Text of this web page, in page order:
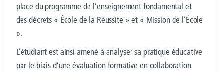
place du programme de l’enseignement fondamental et
des décrets « École de la Réussite » et « Mission de l’École
».
L’étudiant est ainsi amené à analyser sa pratique éducative
par le biais d’une évaluation formative en collaboration